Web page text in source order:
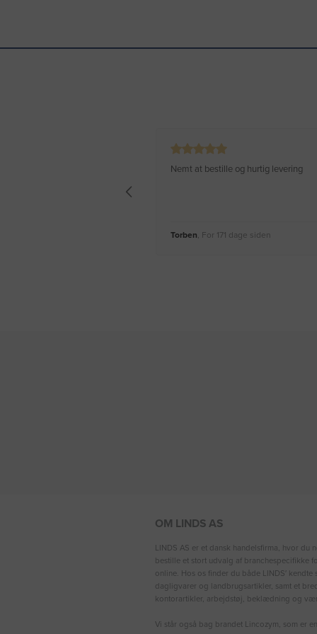
Nemt at bestille og hurtig levering
Torben, For 171 dage siden
OM LINDS AS
LINDS AS er et dansk handelsfirma, hvor du
bestille et stort udvalg af branchespecifikke
online. Hos os finder du både LINDS′ kendte
dagligvarer og landbrugsartikler, samt et
kontorartikler, arbejdstøj, beklædning og
Vi står også bag brandet Lincozym, som er